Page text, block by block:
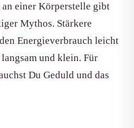
einer Körperstelle gibt
Mythos. Stärkere
Energieverbrauch leicht
und klein. Für
Du Geduld und das